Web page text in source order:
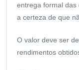
entrega formal das
a certeza de que
O valor deve ser
rendimentos